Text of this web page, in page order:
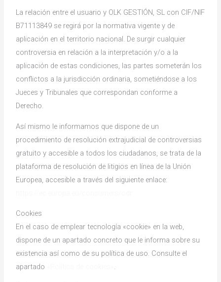
La relación entre el usuario y OLK GESTIÓN, SL con CIF/NIF
B71113849 se regirá por la normativa vigente y de
aplicación en el territorio nacional. De surgir cualquier
controversia en relación a la interpretación y/o a la
aplicación de estas condiciones, las partes someterán los
conflictos a la jurisdicción ordinaria, sometiéndose a los
Jueces y Tribunales que correspondan conforme a
Derecho.
Así mismo le informamos que dispone de un
procedimiento de resolución extrajudicial de controversias
gratuito y accesible a todos los ciudadanos, se trata de la
plataforma de resolución de litigios en línea de la Unión
Europea, accesible a través del siguiente enlace:
Cookies
En el caso de emplear tecnología «cookie» en la web,
dispone de un apartado concreto que le informa sobre su
existencia así como de su política de uso. Consulte el
apartado
.